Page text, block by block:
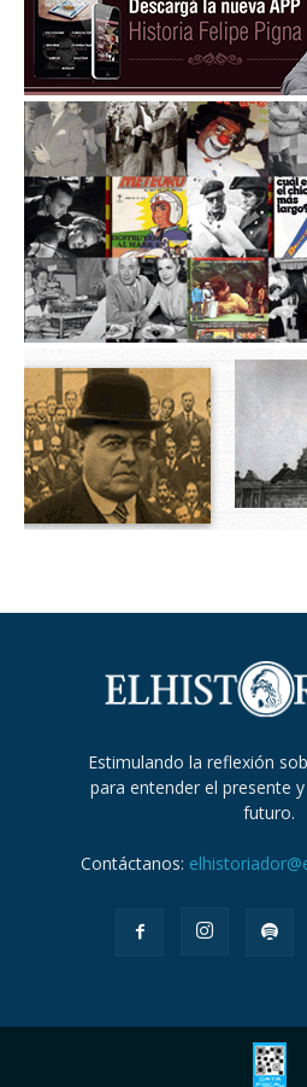
Estimulando la reflexión
para entender el presente
futuro.
Contáctanos: